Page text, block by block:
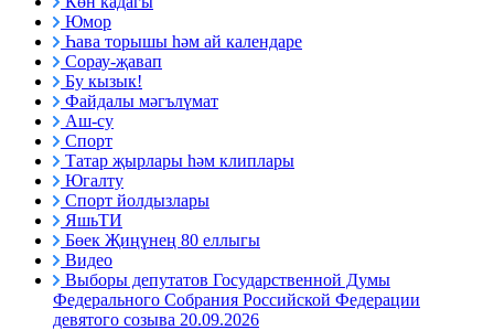
Юмор
Һава торышы һәм ай календаре
Сорау-җавап
Бу кызык!
Файдалы мәгълүмат
Аш-су
Спорт
Татар җырлары һәм клиплары
Югалту
Спорт йолдызлары
ЯшьТИ
Бөек Җиңүнең 80 еллыгы
Видео
Выборы депутатов Государственной Думы
Федерального Собрания Российской Федерации
девятого созыва 20.09.2026